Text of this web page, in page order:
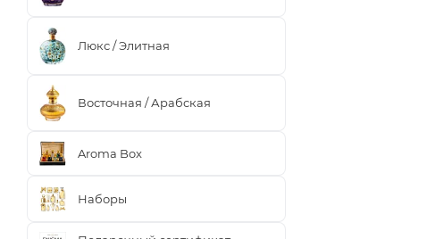
Люкс / Элитная
Восточная / Арабская
Aroma Box
Наборы